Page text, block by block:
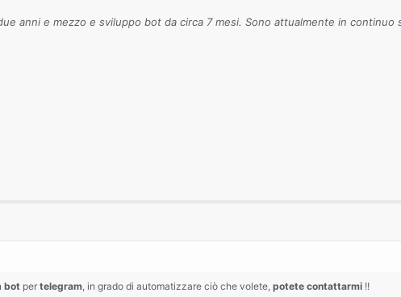
anni e mezzo e sviluppo bot da circa 7 mesi. Sono attualmente in
bot per telegram , in grado di automatizzare ciò che volete, potete contattarmi !!